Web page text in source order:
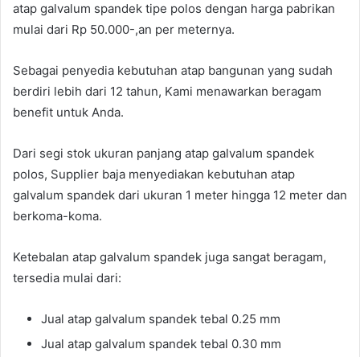
atap galvalum spandek tipe polos dengan harga pabrikan
mulai dari Rp 50.000-,an per meternya.
Sebagai penyedia kebutuhan atap bangunan yang sudah
berdiri lebih dari 12 tahun, Kami menawarkan beragam
benefit untuk Anda.
Dari segi stok ukuran panjang atap galvalum spandek
polos, Supplier baja menyediakan kebutuhan atap
galvalum spandek dari ukuran 1 meter hingga 12 meter dan
berkoma-koma.
Ketebalan atap galvalum spandek juga sangat beragam,
tersedia mulai dari:
Jual atap galvalum spandek tebal 0.25 mm
Jual atap galvalum spandek tebal 0.30 mm